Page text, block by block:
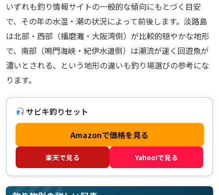
いずれも釣り情報サイトの一般的な傾向にもとづく目安
で、その年の水温・潮の状況によって前後します。淡路島
は北部・西部（播磨灘・大阪湾側）が比較的穏やかな地形
で、南部（鳴門海峡・紀伊水道側）は潮流が速く回遊魚が
濃いとされる、という地形の違いも釣り場選びの参考にな
ります。
サビキ釣りセット
Amazonで価格を見る
楽天で見る Yahoo!で見る